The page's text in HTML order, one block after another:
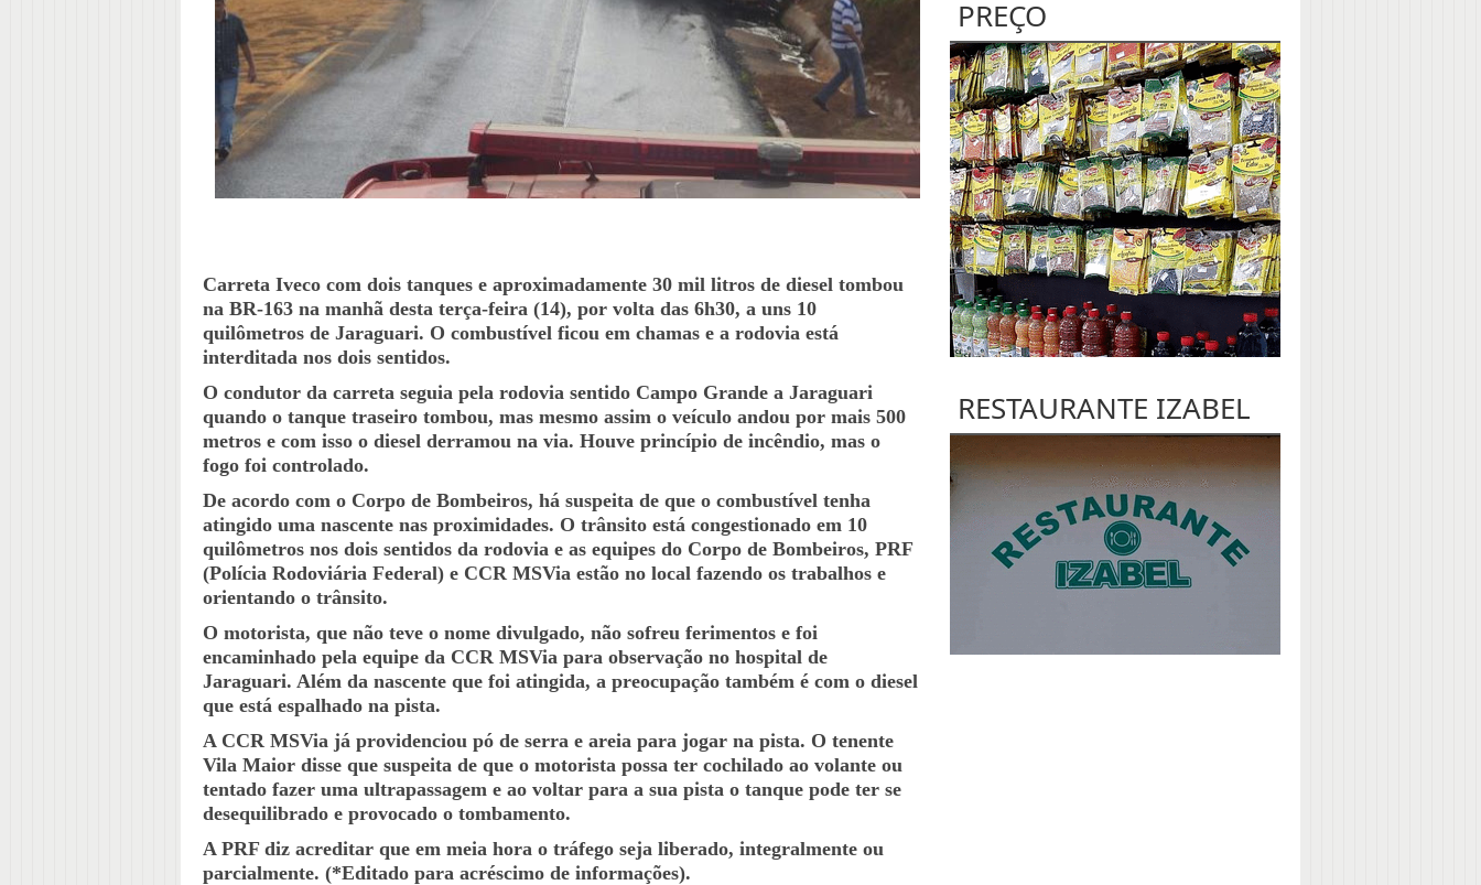
Carreta Iveco com dois tanques e aproximadamente 30 mil litros de diesel tombou
na BR-163 na manhã desta terça-feira (14), por volta das 6h30, a uns 10
quilômetros de Jaraguari. O combustível ficou em chamas e a rodovia está
interditada nos dois sentidos.
O condutor da carreta seguia pela rodovia sentido Campo Grande a Jaraguari
quando o tanque traseiro tombou, mas mesmo assim o veículo andou por mais 500
metros e com isso o diesel derramou na via. Houve princípio de incêndio, mas o
fogo foi controlado.
De acordo com o Corpo de Bombeiros, há suspeita de que o combustível tenha
atingido uma nascente nas proximidades. O trânsito está congestionado em 10
quilômetros nos dois sentidos da rodovia e as equipes do Corpo de Bombeiros, PRF
(Polícia Rodoviária Federal) e CCR MSVia estão no local fazendo os trabalhos e
orientando o trânsito.
O motorista, que não teve o nome divulgado, não sofreu ferimentos e foi
encaminhado pela equipe da CCR MSVia para observação no hospital de
Jaraguari. Além da nascente que foi atingida, a preocupação também é com o diesel
que está espalhado na pista.
A CCR MSVia já providenciou pó de serra e areia para jogar na pista. O tenente
Vila Maior disse que suspeita de que o motorista possa ter cochilado ao volante ou
tentado fazer uma ultrapassagem e ao voltar para a sua pista o tanque pode ter se
desequilibrado e provocado o tombamento.
A PRF diz acreditar que em meia hora o tráfego seja liberado, integralmente ou
parcialmente. (*Editado para acréscimo de informações).
PREÇO
RESTAURANTE IZABEL